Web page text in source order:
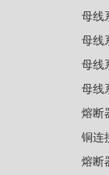
母线
母线
母线
母线
熔断
铜连
熔断